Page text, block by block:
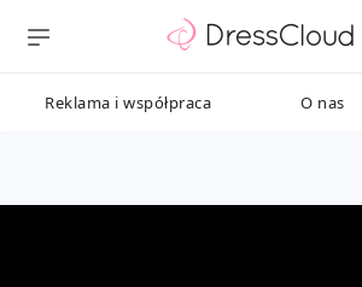
Reklama i współpraca O nas